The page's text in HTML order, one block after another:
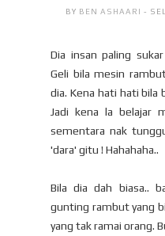
BY BEN ASHAARI-
Dia insan paling
Geli bila mesin
dia. Kena hati hati bila
Jadi kena la belajar
sementara nak
'dara' gitu ! Hahahaha..
Bila dia dah biasa..
gunting rambut yang
yang tak ramai orang.